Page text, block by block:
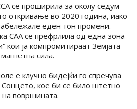
се проширила за околу седум
откривање во 2020 година, иако
еден тон промени.
САА се префрлила од една зона
кои ја компромитираат Земјата
сила.
е клучно бидејќи го спречува
кое би се било штетно
површината.